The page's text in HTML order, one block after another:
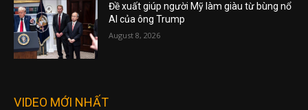
Đề xuất giúp người Mỹ làm giàu từ bùng nổ
AI của ông Trump
August 8, 2026
VIDEO MỚI NHẤT